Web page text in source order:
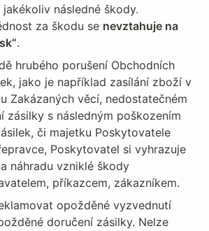
následné škody.
za škodu se nevztahuje na
.
hrubého porušení Obchodních
jako je například zasílání zboží v
Zakázaných věcí, nedostatečném
zásilky s následným poškozením
či majetku Poskytovatele
Poskytovatel si vyhrazuje
náhradu vzniklé škody
příkazcem, zákazníkem.
opožděné vyzvednutí
doručení zásilky. Nelze